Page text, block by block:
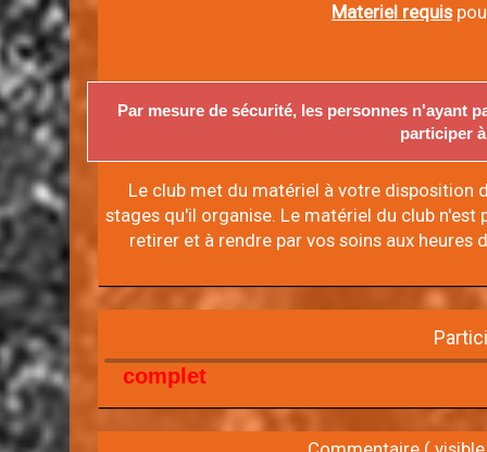
Materiel requis
Par mesure de sécurité, les personnes n'ayant
participer
Le club met du matériel à votre disposition
stages qu'il organise. Le matériel du club n'est
retirer et à rendre par vos soins aux heures
complet